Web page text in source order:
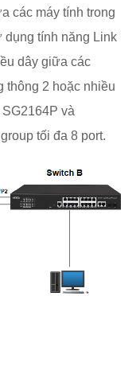
các máy tính trong
dụng tính năng Link
dây giữa các
thông 2 hoặc nhiều
và
tối đa 8 port.